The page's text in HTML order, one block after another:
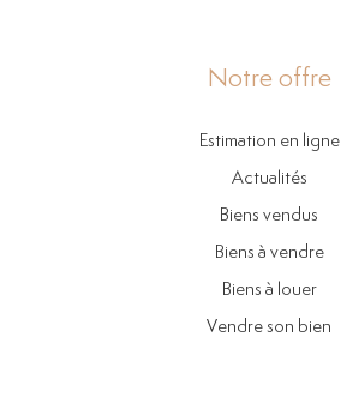
Notre offre
Estimation en ligne
Actualités
Biens vendus
Biens à vendre
Biens à louer
Vendre son bien